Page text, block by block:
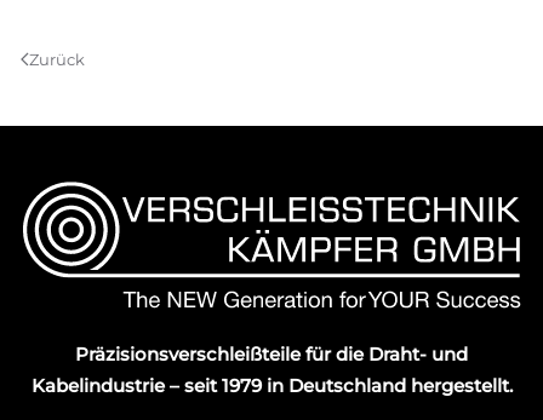
Zurück
Präzisionsverschleißteile für die Draht- und
Kabelindustrie – seit 1979 in Deutschland hergestellt.